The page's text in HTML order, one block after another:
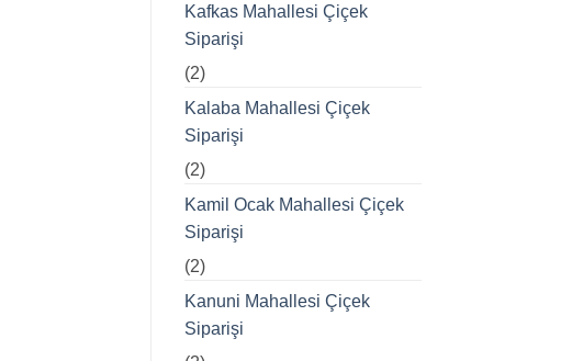
Kafkas Mahallesi Çiçek
Siparişi
(2)
Kalaba Mahallesi Çiçek
Siparişi
(2)
Kamil Ocak Mahallesi Çiçek
Siparişi
(2)
Kanuni Mahallesi Çiçek
Siparişi